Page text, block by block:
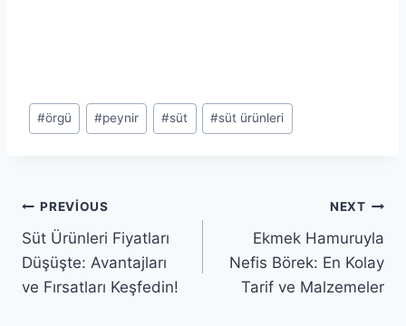
Post
Tags:
#örgü #peynir #süt #süt ürünleri
Yazı
gezinmesi
PREVIOUS
Süt Ürünleri Fiyatları
Düşüşte: Avantajları
ve Fırsatları Keşfedin!
NEXT
Ekmek Hamuruyla
Nefis Börek: En Kolay
Tarif ve Malzemeler